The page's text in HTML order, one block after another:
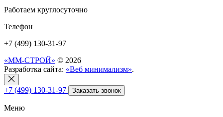
Работаем круглосуточно
Телефон
+7 (499) 130-31-97
«ММ-СТРОЙ» © 2026
Разработка сайта: «Веб минимализм».
+7 (499) 130-31-97 Заказать звонок
Меню